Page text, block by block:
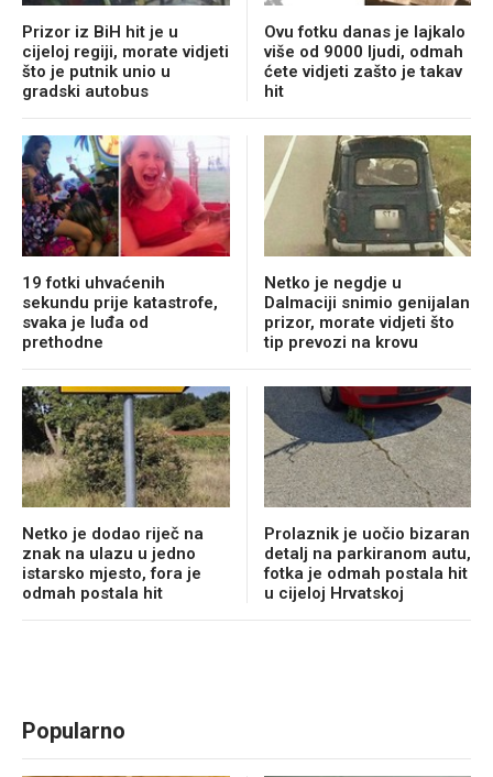
Prizor iz BiH hit je u
cijeloj regiji, morate vidjeti
što je putnik unio u
gradski autobus
Ovu fotku danas je lajkalo
više od 9000 ljudi, odmah
ćete vidjeti zašto je takav
hit
19 fotki uhvaćenih
sekundu prije katastrofe,
svaka je luđa od
prethodne
Netko je negdje u
Dalmaciji snimio genijalan
prizor, morate vidjeti što
tip prevozi na krovu
Netko je dodao riječ na
znak na ulazu u jedno
istarsko mjesto, fora je
odmah postala hit
Prolaznik je uočio bizaran
detalj na parkiranom autu,
fotka je odmah postala hit
u cijeloj Hrvatskoj
Popularno